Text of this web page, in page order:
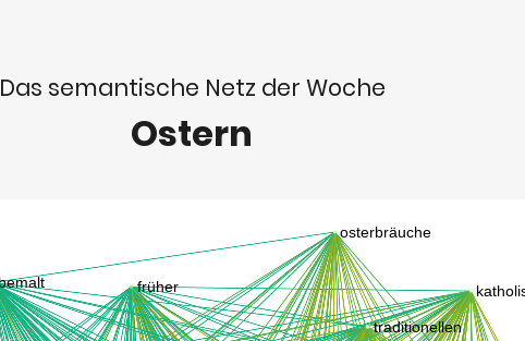
Das semantische Netz der Woche
Ostern